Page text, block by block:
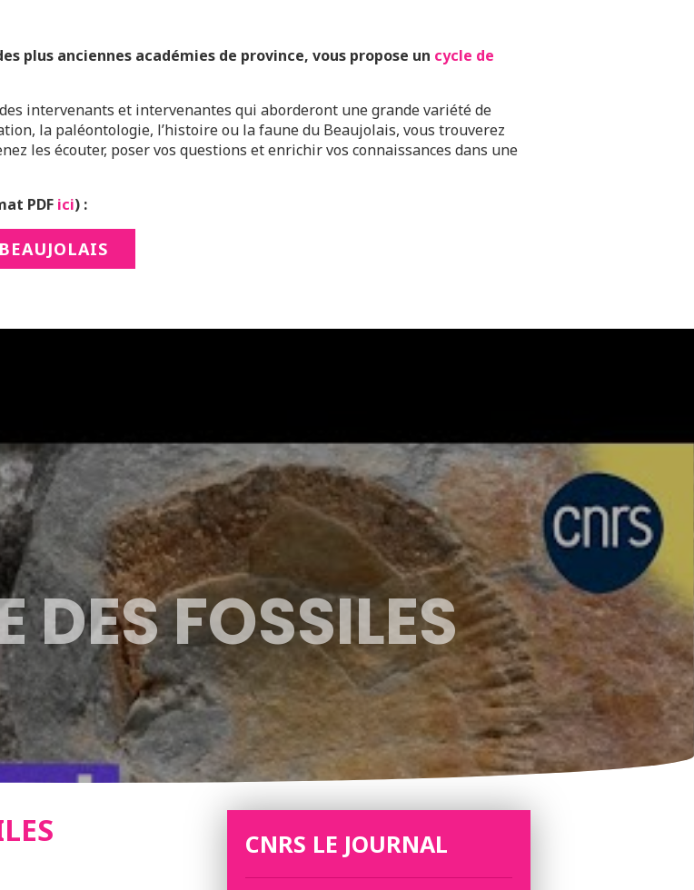
plus anciennes académies de province, vous propose un cycle de
intervenants et intervenantes qui aborderont une grande variété de
la paléontologie, l’histoire ou la faune du Beaujolais, vous trouverez
les écouter, poser vos questions et enrichir vos connaissances dans une
PDF ici) :
DES FOSSILES
CNRS LE JOURNAL